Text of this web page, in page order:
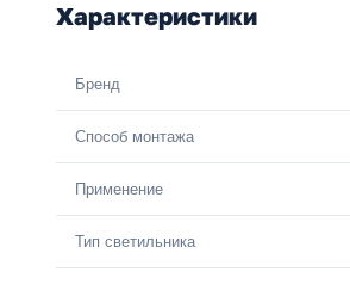
Характеристики
Бренд
Способ монтажа
Применение
Тип светильника